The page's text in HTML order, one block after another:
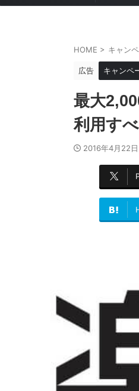
HOME > キャン
広告 キャンペ
最大
利用す
2016年4月22日